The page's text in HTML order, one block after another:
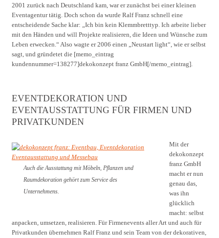
2001 zurück nach Deutschland kam, war er zunächst bei einer kleinen
Eventagentur tätig. Doch schon da wurde Ralf Franz schnell eine
entscheidende Sache klar: „Ich bin kein Klemmbretttyp. Ich arbeite lieber
mit den Händen und will Projekte realisieren, die Ideen und Wünsche zum
Leben erwecken.“ Also wagte er 2006 einen „Neustart light“, wie er selbst
sagt, und gründetet die [memo_eintrag
kundennummer=138277]dekokonzept franz GmbH[/memo_eintrag].
EVENTDEKORATION UND
EVENTAUSSTATTUNG FÜR FIRMEN UND
PRIVATKUNDEN
Auch die Ausstattung mit Möbeln, Pflanzen und
Raumdekoration gehört zum Service des
Unternehmens.
Mit der
dekokonzept
franz GmbH
macht er nun
genau das,
was ihn
glücklich
macht: selbst
anpacken, umsetzen, realisieren. Für Firmenevents aller Art und auch für
Privatkunden übernehmen Ralf Franz und sein Team von der dekorativen,